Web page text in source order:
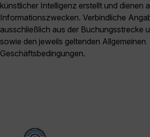
künstlicher Intelligenz erstellt und dienen
Informationszwecken. Verbindliche
ausschließlich aus der Buchungsstrecke
sowie den jeweils geltenden Allgemeinen
Geschäftsbedingungen.